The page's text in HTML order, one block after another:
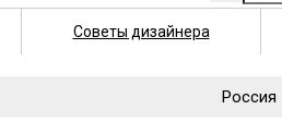
Советы дизайнера
Россия